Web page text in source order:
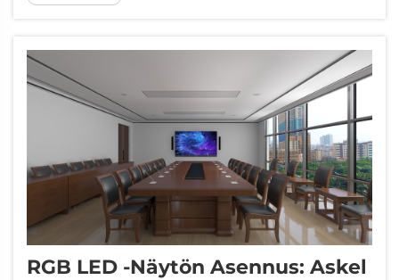
mahdollisuuksia yhdistäen uusimman
muodostaakseen syvälle jäsentäviä
kokemuksia...
RGB LED -näytön Asennus: Askel